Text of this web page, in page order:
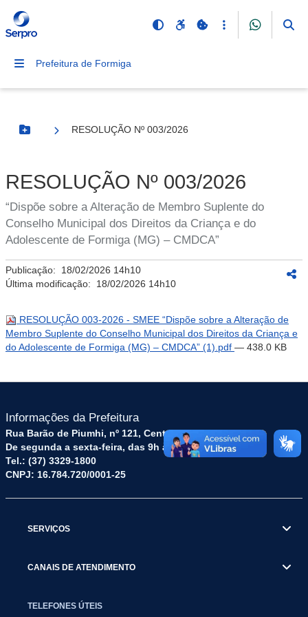
Prefeitura de Formiga
Botão Menu
RESOLUÇÃO Nº 003/2026
RESOLUÇÃO Nº 003/2026
“Dispõe sobre a Alteração de Membro Suplente do
Conselho Municipal dos Direitos da Criança e do
Adolescente de Formiga (MG) – CMDCA”
Publicação: 18/02/2026 14h10
Última modificação: 18/02/2026 14h10
RESOLUÇÃO 003-2026 - SMEE “Dispõe sobre a Alteração de
Membro Suplente do Conselho Municipal dos Direitos da Criança e
do Adolescente de Formiga (MG) – CMDCA” (1).pdf — 438.0 KB
Informações da Prefeitura
Rua Barão de Piumhi, nº 121, Centro – CEP: 35570-128
De segunda a sexta-feira, das 9h às 16h
Tel.: (37) 3329-1800
CNPJ: 16.784.720/0001-25
SERVIÇOS
CANAIS DE ATENDIMENTO
TELEFONES ÚTEIS